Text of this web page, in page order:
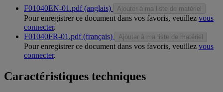
F01040EN-01.pdf (anglais) Ajouter à ma liste de matériel
Pour enregistrer ce document dans vos favoris, veuillez vous
connecter.
F01040FR-01.pdf (français)
Ajouter à ma liste de matériel
Pour enregistrer ce document dans vos favoris, veuillez vous
connecter.
Caractéristiques techniques